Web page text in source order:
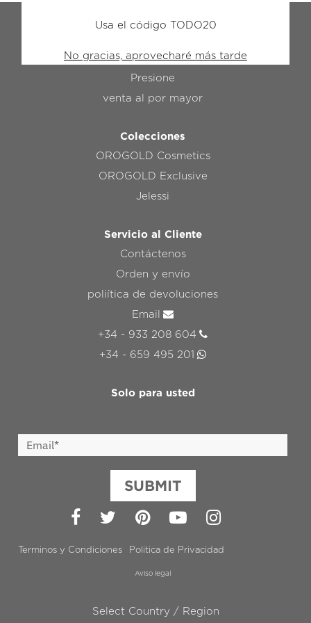
El Secreto Del Oro
Presione
venta al por mayor
Colecciones
OROGOLD Cosmetics
OROGOLD Exclusive
Jelessi
Servicio al Cliente
Contáctenos
Orden y envío
poliítica de devoluciones
Email
+34 - 933 208 604
+34 - 659 495 201
Solo para usted
SUBMIT
Facebook
TwitterPinterest
YouTubeInstagram
Terminos y Condiciones Politica de Privacidad
Aviso legal
Select Country / Region
Usa el código TODO20
No gracias, aprovecharé más tarde